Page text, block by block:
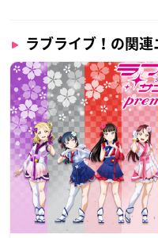
ラブライブ！の関